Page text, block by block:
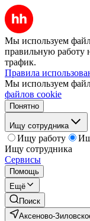
Мы используем
правильную работу
трафик.
Правила
Мы используем
файлов cookie
Понятно
Ищу сотрудника
Ищу работу
Ищу сотрудника
Сервисы
Помощь
Ещё
Поиск
Аксеново-